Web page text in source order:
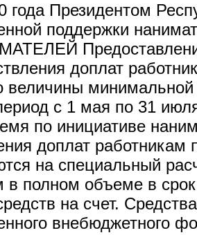
года Президентом
поддержки
доплат
минимальной
с 1 мая по 31
по инициативе
доплат
на специальный
в полном объеме в
на счет.
внебюджетного